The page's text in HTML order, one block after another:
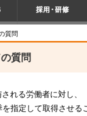
質問
質問
れる労働者に対し、
指定して取得させる